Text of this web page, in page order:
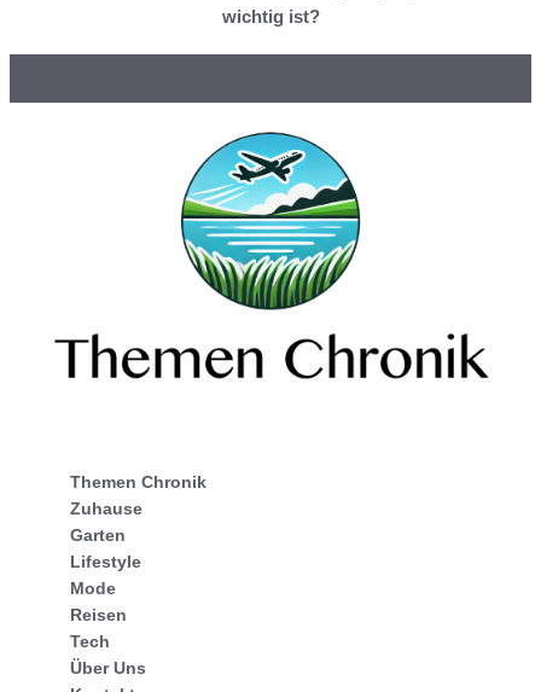
wichtig ist?
Themen Chronik
Zuhause
Garten
Lifestyle
Mode
Reisen
Tech
Über Uns